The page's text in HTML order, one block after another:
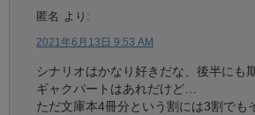
匿名 より:
2021年6月13日 9:53 AM
シナリオはかなり好きだな、後半にも
ギャクパートはあれだけど…
ただ文庫本4冊分という割には3割でも